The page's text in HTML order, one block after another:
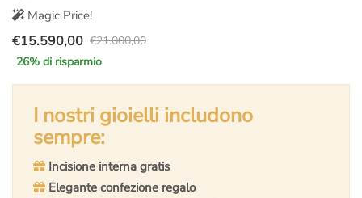
Magic Price!
€21.000,00
Il
prezzo
originale
€21.000,00.
€15.590,00
Il
prezzo
attuale
€15.590,00.
26% di risparmio
I nostri gioielli includono
sempre:
Incisione interna gratis
Elegante confezione regalo